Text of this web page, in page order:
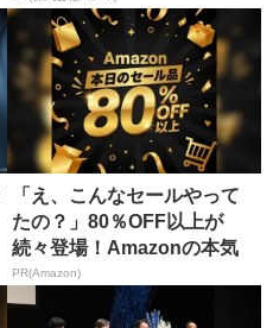
「え、こんなセールやって
たの？」80％OFF以上が
続々登場！Amazonの本気
が...
PR(Amazon)